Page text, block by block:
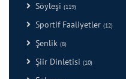
Söyleşi (119)
Sportif Faaliyetler (12)
Şenlik (8)
Şiir Dinletisi (10)